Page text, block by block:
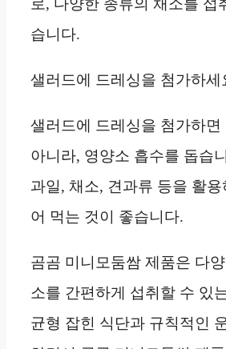
로, 다양한 종류의 채소를 섭
습니다.
샐러드에 드레싱을 첨가하세
샐러드에 드레싱을 첨가하
아니라, 영양소 흡수를 돕습
과일, 채소, 견과류 등을 활
어 먹는 것이 좋습니다.
곰곰 미니모둠쌈 제품은 다
소를 간편하게 섭취할 수 있
균형 잡힌 식단과 규칙적인